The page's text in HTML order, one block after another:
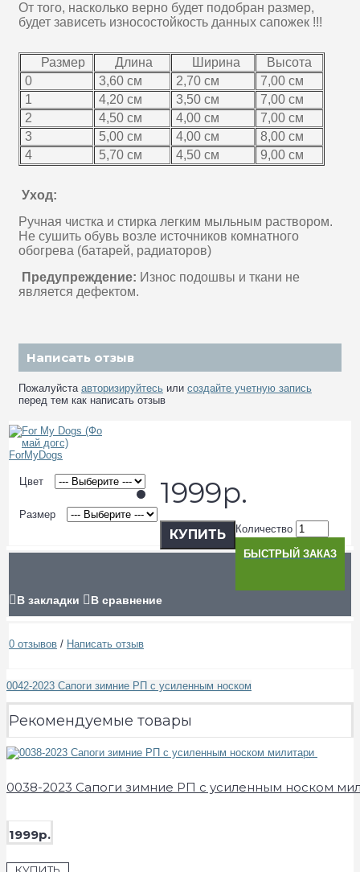
От того, насколько верно будет подобран размер,
будет зависеть износостойкость данных сапожек !!!
Размер Длина Ширина
Высота
0
3,60 см 2,70 см
7,00 см
1
4,20 см 3,50 см
7,00 см
2
4,50 см 4,00 см
7,00 см
3
5,00 см 4,00 см
8,00 см
4
5,70 см 4,50 см 9,00 см
Уход:
Ручная чистка и стирка легким мыльным раствором.
Не сушить обувь возле источников комнатного
обогрева (батарей, радиаторов)
Предупреждение: Износ подошвы и ткани не
является дефектом.
Написать отзыв
Пожалуйста авторизируйтесь или создайте учетную запись
перед тем как написать отзыв
Цвет
Размер
1999р.
Количество
КУПИТЬ
БЫСТРЫЙ ЗАКАЗ
В закладки В сравнение
0 отзывов / Написать отзыв
0042-2023 Сапоги зимние РП с усиленным носком
Рекомендуемые товары
0038-2023 Сапоги зимние РП с усиленным носком
1999р.